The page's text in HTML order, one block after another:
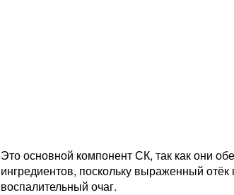
Это основной компонент СК, так как они
ингредиентов, поскольку выраженный
воспалительный очаг.